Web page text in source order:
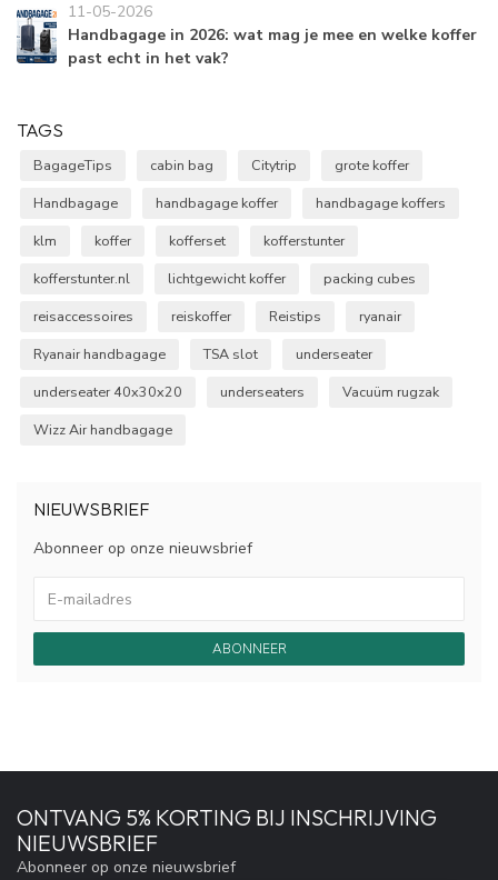
11-05-2026
Handbagage in 2026: wat mag je mee en welke koffer
past echt in het vak?
TAGS
BagageTips cabin bag Citytrip
grote koffer
Handbagage
handbagage koffer
handbagage koffers
klm
koffer kofferset
kofferstunter
kofferstunter.nl
lichtgewicht koffer
packing cubes
reisaccessoires
reiskoffer Reistips
ryanair
Ryanair handbagage
TSA slot
underseater
underseater 40x30x20
underseaters
Vacuüm rugzak
Wizz Air handbagage
NIEUWSBRIEF
Abonneer op onze nieuwsbrief
ABONNEER
ONTVANG 5% KORTING BIJ INSCHRIJVING
NIEUWSBRIEF
Abonneer op onze nieuwsbrief